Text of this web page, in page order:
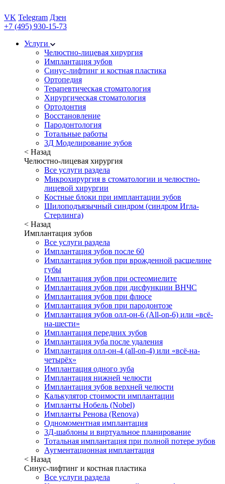
VK Telegram Дзен
+7 (495) 930-15-73
Услуги
Челюстно-лицевая хирургия
Имплантация зубов
Синус-лифтинг и костная пластика
Ортопедия
Терапевтическая стоматология
Хирургическая стоматология
Ортодонтия
Восстановление
Пародонтология
Тотальные работы
3Д Моделирование зубов
< Назад
Челюстно-лицевая хирургия
Все услуги раздела
Микрохирургия в стоматологии и челюстно-
лицевой хирургии
Костные блоки при имплантации зубов
Шилоподъязычный синдром (синдром Игла-
Стерлинга)
< Назад
Имплантация зубов
Все услуги раздела
Имплантация зубов после 60
Имплантация зубов при врожденной расщелине
губы
Имплантация зубов при остеомиелите
Имплантация зубов при дисфункции ВНЧС
Имплантация зубов при флюсе
Имплантация зубов при пародонтозе
Имплантация зубов олл-он-6 (All-on-6) или «всё-
на-шести»
Имплантация передних зубов
Имплантация зуба после удаления
Имплантация олл-он-4 (all-on-4) или «всё-на-
четырёх»
Имплантация одного зуба
Имплантация нижней челюсти
Имплантация зубов верхней челюсти
Калькулятор стоимости имплантации
Импланты Нобель (Nobel)
Импланты Ренова (Renova)
Одномоментная имплантация
3Д-шаблоны и виртуальное планирование
Тотальная имплантация при полной потере зубов
Аугментационная имплантация
< Назад
Синус-лифтинг и костная пластика
Все услуги раздела